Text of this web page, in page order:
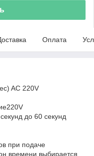
Оплата
AC 220V
220V
до 60 секунд
при подаче
времени выбирается